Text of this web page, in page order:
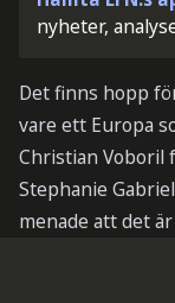
nyheter,
Det finns hopp
vare ett Europa
Christian Voboril
Stephanie
menade att det